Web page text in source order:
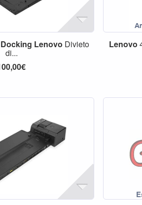
Docking Lenovo Divieto
di...
Lenovo